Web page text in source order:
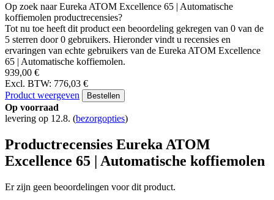
Op zoek naar Eureka ATOM Excellence 65 | Automatische
koffiemolen productrecensies?
Tot nu toe heeft dit product een beoordeling gekregen van 0 van de
5 sterren door 0 gebruikers. Hieronder vindt u recensies en
ervaringen van echte gebruikers van de Eureka ATOM Excellence
65 | Automatische koffiemolen.
939,00 €
Excl. BTW: 776,03 €
Product weergeven
Bestellen
Op voorraad
levering op 12.8. (bezorgopties)
Productrecensies Eureka ATOM
Excellence 65 | Automatische koffiemolen
Er zijn geen beoordelingen voor dit product.